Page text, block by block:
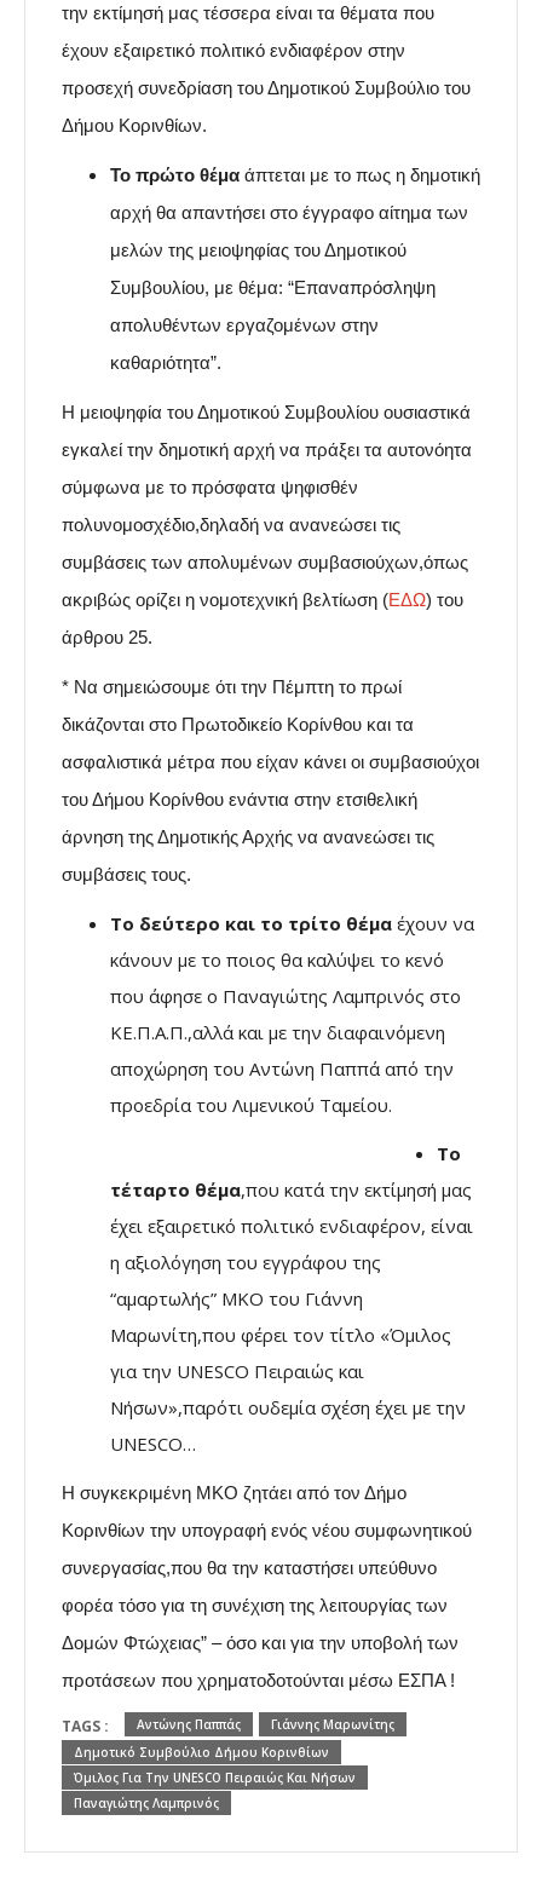
την εκτίμησή μας τέσσερα είναι τα θέματα που
έχουν εξαιρετικό πολιτικό ενδιαφέρον στην
προσεχή συνεδρίαση του Δημοτικού Συμβούλιο του
Δήμου Κορινθίων.
Το πρώτο θέμα άπτεται με το πως η δημοτική
αρχή θα απαντήσει στο έγγραφο αίτημα των
μελών της μειοψηφίας του Δημοτικού
Συμβουλίου, με θέμα: “Επαναπρόσληψη
απολυθέντων εργαζομένων στην
καθαριότητα”.
Η μειοψηφία του Δημοτικού Συμβουλίου ουσιαστικά
εγκαλεί την δημοτική αρχή να πράξει τα αυτονόητα
σύμφωνα με το πρόσφατα ψηφισθέν
πολυνομοσχέδιο,δηλαδή να ανανεώσει τις
συμβάσεις των απολυμένων συμβασιούχων,όπως
ακριβώς ορίζει η νομοτεχνική βελτίωση (ΕΔΩ) του
άρθρου 25.
* Να σημειώσουμε ότι την Πέμπτη το πρωί
δικάζονται στο Πρωτοδικείο Κορίνθου και τα
ασφαλιστικά μέτρα που είχαν κάνει οι συμβασιούχοι
του Δήμου Κορίνθου ενάντια στην ετσιθελική
άρνηση της Δημοτικής Αρχής να ανανεώσει τις
συμβάσεις τους.
Το δεύτερο και το τρίτο θέμα έχουν να
κάνουν με το ποιος θα καλύψει το κενό
που άφησε ο Παναγιώτης Λαμπρινός στο
ΚΕ.Π.Α.Π.,αλλά και με την διαφαινόμενη
αποχώρηση του Αντώνη Παππά από την
προεδρία του Λιμενικού Ταμείου.
Το
τέταρτο θέμα,που κατά την εκτίμησή μας
έχει εξαιρετικό πολιτικό ενδιαφέρον, είναι
η αξιολόγηση του εγγράφου της
“αμαρτωλής” ΜΚΟ του Γιάννη
Μαρωνίτη,που φέρει τον τίτλο «Όμιλος
για την UNESCO Πειραιώς και
Νήσων»,παρότι ουδεμία σχέση έχει με την
UNESCO…
Η συγκεκριμένη ΜΚΟ ζητάει από τον Δήμο
Κορινθίων την υπογραφή ενός νέου συμφωνητικού
συνεργασίας,που θα την καταστήσει υπεύθυνο
φορέα τόσο για τη συνέχιση της λειτουργίας των
Δομών Φτώχειας” – όσο και για την υποβολή των
προτάσεων που χρηματοδοτούνται μέσω ΕΣΠΑ !
TAGS : Αντώνης Παππάς
Γιάννης Μαρωνίτης
Δημοτικό Συμβούλιο Δήμου Κορινθίων
Όμιλος Για Την UNESCO Πειραιώς Και Νήσων
Παναγιώτης Λαμπρινός